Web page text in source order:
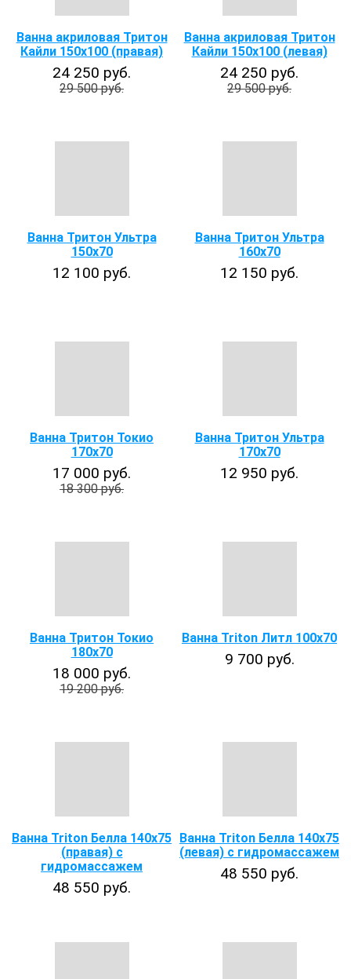
Ванна акриловая Тритон
Кайли 150х100 (правая)
24 250 руб.
29 500 руб.
Ванна акриловая Тритон
Кайли 150х100 (левая)
24 250 руб.
29 500 руб.
Ванна Тритон Ультра
150x70
12 100 руб.
Ванна Тритон Ультра
160x70
12 150 руб.
Ванна Тритон Токио
170х70
17 000 руб.
18 300 руб.
Ванна Тритон Ультра
170x70
12 950 руб.
Ванна Тритон Токио
180х70
18 000 руб.
19 200 руб.
Ванна Triton Литл 100х70
9 700 руб.
Ванна Triton Белла 140х75
(правая) с
гидромассажем
48 550 руб.
Ванна Triton Белла 140х75
(левая) с гидромассажем
48 550 руб.